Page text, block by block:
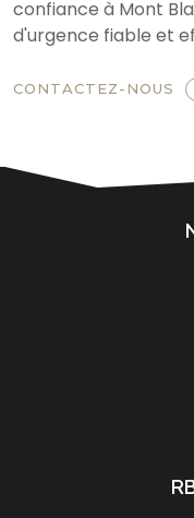
confiance à Mont
d'urgence fiable et
CONTACTEZ-NOUS